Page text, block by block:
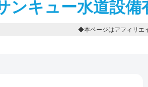
ンキュー水道設備
◆本ページはアフィリエ